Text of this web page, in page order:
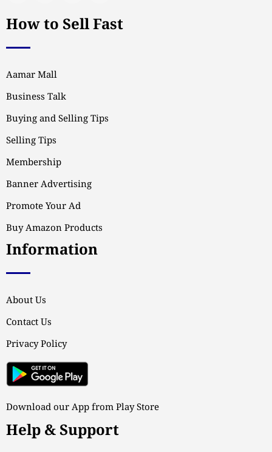
How to Sell Fast
Aamar Mall
Business Talk
Buying and Selling Tips
Selling Tips
Membership
Banner Advertising
Promote Your Ad
Buy Amazon Products
Information
About Us
Contact Us
Privacy Policy
Download our App from Play Store
Help & Support